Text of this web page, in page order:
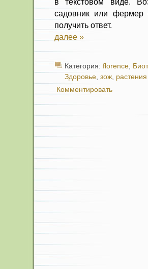
садовник или фермер
получить ответ.
далее »
Категория: florence,
Здоровье, зож, растения
Комментировать